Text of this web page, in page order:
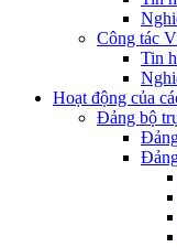
Công tác
Tin
Hoạt động của
Đảng bộ